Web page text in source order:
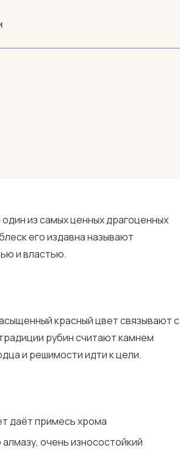
из самых ценных драгоценных
его издавна называют
и властью.
красный цвет связывают с
рубин считают камнем
и решимости идти к цели.
даёт примесь хрома
очень износостойкий